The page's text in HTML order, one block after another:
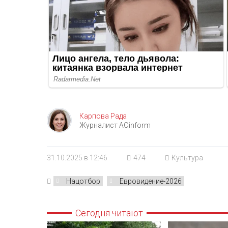
Карпова Рада
Журналист AOinform
31.10.2025 в 12:46 474 Культура
Нацотбор Евровидение-2026
Сегодня читают